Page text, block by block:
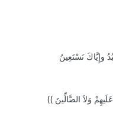
وإِيَّاكَ نَسْتَعِينُ
وَلاَ الضَّالِّينَ ))